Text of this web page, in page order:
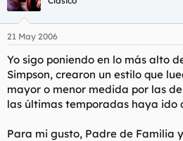
21 May 2006
Yo sigo poniendo en lo más alto
Simpson, crearon un estilo que
mayor o menor medida por las
las últimas temporadas haya ido
Para mi gusto, Padre de Familia